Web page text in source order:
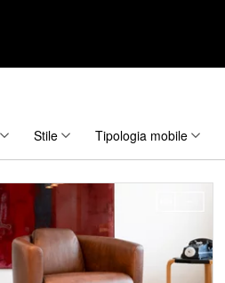
Stile Tipologia mobile